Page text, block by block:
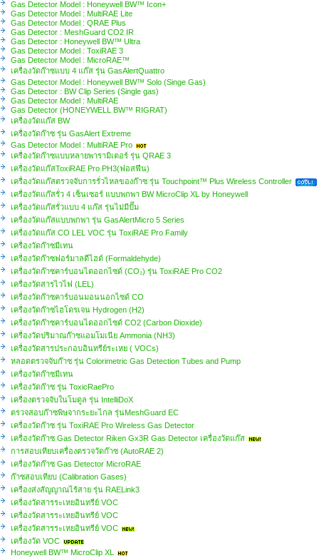
Gas Detector Model : Honeywell BW™ Icon+
Gas Detector Model : MultiRAE Lite
Gas Detector Model : QRAE Plus
Gas Detector : MeshGuard CO2 IR
Gas Detector : Honeywell BW™ Ultra
Gas Detector Model : ToxiRAE 3
Gas Detector Model : MicroRAE™
เครื่องวัดก๊าซแบบ 4 แก๊ส รุ่น GasAlertQuattro
Gas Detector Model : Honeywell BW™ Solo (Singe Gas)
Gas Detector : BW Clip Series (Single gas)
Gas Detector Model : MultiRAE
Gas Detector (HONEYWELL BW™ RIGRAT)
เครื่องวัดแก๊ส BW
เครื่องวัดก๊าซ รุ่น GasAlert Extreme
Gas Detector Model : MultiRAE Pro
เครื่องวัดก๊าซแบบหลายพารามิเตอร์ รุ่น QRAE 3
เครื่องวัดแก๊สToxiRAE Pro PH3(ฟอสฟีน)
เครื่องวัดแก๊สตรวจจับการรั่วไหลของก๊าซ รุ่น Touchpoint™ Plus Wireless Controller
เครื่องวัดแก๊สรั่ว 4 เซ็นเซอร์ แบบพกพา BW MicroClip XL by Honeywell
เครื่องวัดแก๊สรั่วแบบ 4 แก๊ส รุ่นไม่มีปั๊ม
เครื่องวัดแก๊สแบบพกพา รุ่น GasAlertMicro 5 Series
เครื่องวัดแก๊ส CO LEL VOC รุ่น ToxiRAE Pro Family
เครื่องวัดก๊าซมีเทน
เครื่องวัดก๊าซฟอร์มาลดีไฮด์ (Formaldehyde)
เครื่องวัดก๊าซคาร์บอนไดออกไซด์ (CO₂) รุ่น ToxiRAE Pro CO2
เครื่องวัดสารไวไฟ (LEL)
เครื่องวัดก๊าซคาร์บอนมอนนอกไซด์ CO
เครื่องวัดก๊าซไฮโดรเจน Hydrogen (H2)
เครื่องวัดก๊าซคาร์บอนไดออกไซด์ CO2 (Carbon Dioxide)
เครื่องวัดปริมาณก๊าซแอมโมเนีย Ammonia (NH3)
เครื่องวัดสารประกอบอินทรีย์ระเหย ( VOCs)
หลอดตรวจจับก๊าซ รุ่น Colorimetric Gas Detection Tubes and Pump
เครื่องวัดก๊าซมีเทน
เครื่องวัดก๊าซ รุ่น ToxicRaePro
เครื่องตรวจจับในโมดูล รุ่น IntelliDoX
ตรวจสอบก๊าซพิษจากระยะไกล รุ่นMeshGuard EC
เครื่องวัดก๊าซ รุ่น ToxiRAE Pro Wireless Gas Detector
เครื่องวัดก๊าซ Gas Detector Riken Gx3R Gas Detector เครื่องวัดแก๊ส
การสอบเทียบเครื่องตรวจวัดก๊าซ (AutoRAE 2)
เครื่องวัดก๊าซ Gas Detector MicroRAE
ก๊าซสอบเทียบ (Calibration Gases)
เครื่องส่งสัญญาณไร้สาย รุ่น RAELink3
เครื่องวัดสารระเหยอินทรีย์ VOC
เครื่องวัดสารระเหยอินทรีย์ VOC
เครื่องวัดสารระเหยอินทรีย์ VOC
เครื่องวัด VOC
Honeywell BW™ MicroClip XL